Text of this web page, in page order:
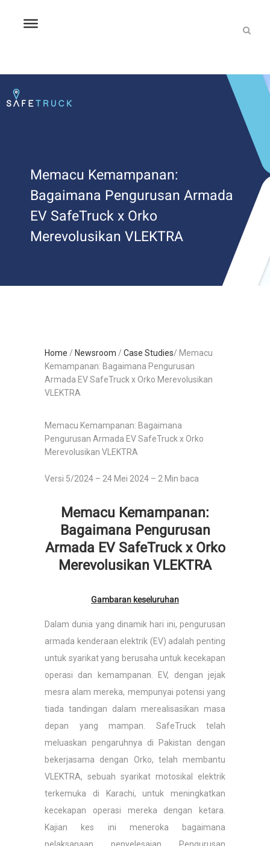
Memacu Kemampanan:
Bagaimana Pengurusan Armada
EV SafeTruck x Orko
Merevolusikan VLEKTRA
Home / Newsroom / Case Studies/ Memacu
Kemampanan: Bagaimana Pengurusan
Armada EV SafeTruck x Orko Merevolusikan
VLEKTRA
Memacu Kemampanan: Bagaimana
Pengurusan Armada EV SafeTruck x Orko
Merevolusikan VLEKTRA
Versi 5/2024 – 24 Mei 2024 – 2 Min baca
Memacu Kemampanan:
Bagaimana Pengurusan
Armada EV SafeTruck x Orko
Merevolusikan VLEKTRA
Gambaran keseluruhan
Dalam dunia yang dinamik hari ini, pengurusan
armada kenderaan elektrik (EV) adalah penting
untuk syarikat yang berusaha untuk kecekapan
operasi dan kemampanan. EV, dengan jejak
mesra alam mereka, mempunyai potensi yang
tiada tandingan dalam merealisasikan masa
depan yang mampan. SafeTruck telah
meluaskan pengaruhnya di Pakistan dengan
bekerjasama dengan Orko, telah membantu
VLEKTRA, sebuah syarikat motosikal elektrik
terkemuka di Karachi, untuk meningkatkan
kecekapan operasi mereka dengan ketara.
Kajian kes ini meneroka bagaimana